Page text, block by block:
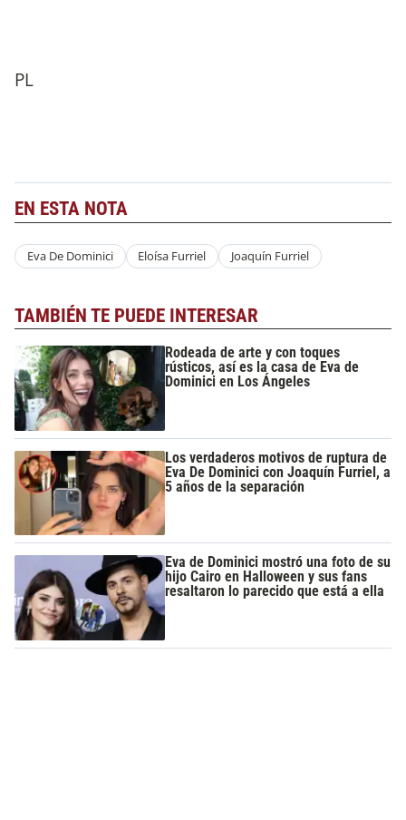
PL
EN ESTA NOTA
Eva De Dominici Eloísa Furriel Joaquín Furriel
TAMBIÉN TE PUEDE INTERESAR
Rodeada de arte y con toques
rústicos, así es la casa de Eva de
Dominici en Los Ángeles
Los verdaderos motivos de ruptura de
Eva De Dominici con Joaquín Furriel, a
5 años de la separación
Eva de Dominici mostró una foto de su
hijo Cairo en Halloween y sus fans
resaltaron lo parecido que está a ella